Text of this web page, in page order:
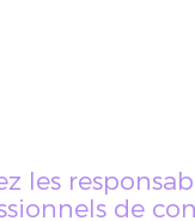
les
de